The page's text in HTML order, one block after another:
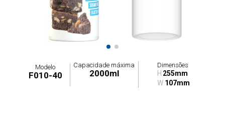
Modelo
F010-40
Capacidade máxima
2000ml
Dimensões
H 255mm
W 107mm